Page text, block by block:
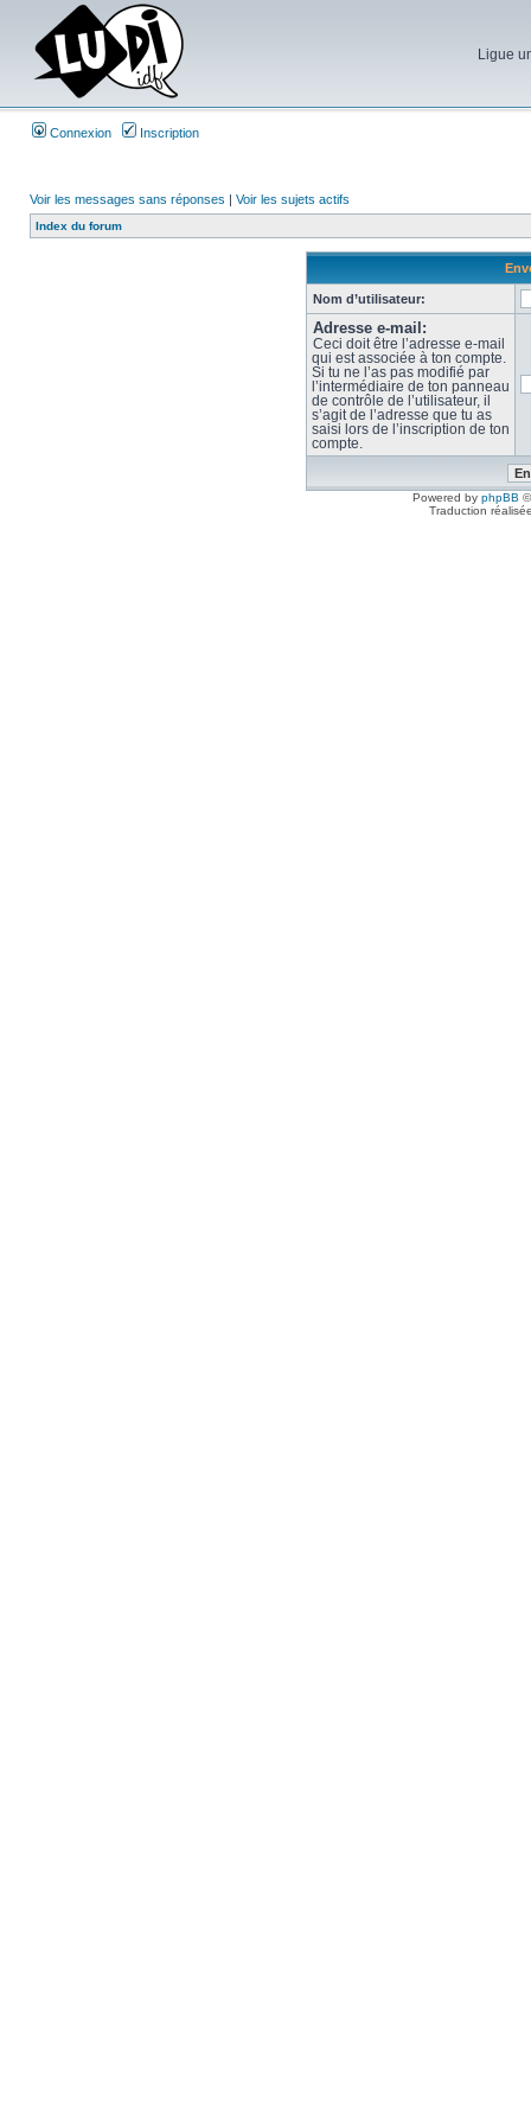
Ligue
Connexion Inscription
Voir les messages sans réponses | Voir les sujets actifs
Index du forum
Nom d’utilisateur:
Adresse e-mail:
Ceci doit être l’adresse e-mail
qui est associée à ton compte.
Si tu ne l’as pas modifié par
l’intermédiaire de ton panneau
de contrôle de l’utilisateur, il
s’agit de l’adresse que tu as
saisi lors de l’inscription de ton
compte.
Powered by phpBB
Traduction